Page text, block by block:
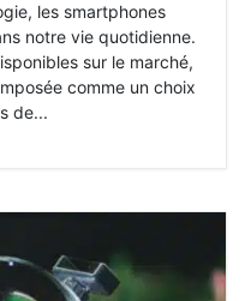
les smartphones
notre vie quotidienne.
sur le marché,
comme un choix
de...